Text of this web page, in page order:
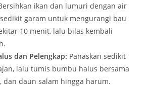
ikan dan lumuri dengan air
garam untuk mengurangi bau
10 menit, lalu bilas kembali
dan Pelengkap: Panaskan sedikit
lalu tumis bumbu halus bersama
dan daun salam hingga harum.